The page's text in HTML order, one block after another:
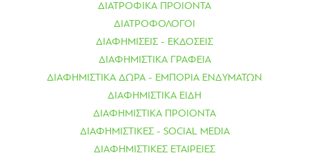
ΔΙΑΤΡΟΦΙΚΑ ΠΡΟΙΟΝΤΑ
ΔΙΑΤΡΟΦΟΛΟΓΟΙ
ΔΙΑΦΗΜΙΣΕΙΣ - ΕΚΔΟΣΕΙΣ
ΔΙΑΦΗΜΙΣΤΙΚΑ ΓΡΑΦΕΙΑ
ΔΙΑΦΗΜΙΣΤΙΚΑ ΔΩΡΑ - ΕΜΠΟΡΙΑ ΕΝΔΥΜΑΤΩΝ
ΔΙΑΦΗΜΙΣΤΙΚΑ ΕΙΔΗ
ΔΙΑΦΗΜΙΣΤΙΚΑ ΠΡΟΙΟΝΤΑ
ΔΙΑΦΗΜΙΣΤΙΚΕΣ - SOCIAL MEDIA
ΔΙΑΦΗΜΙΣΤΙΚΕΣ ΕΤΑΙΡΕΙΕΣ